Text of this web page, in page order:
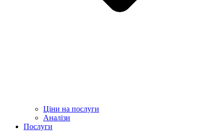
Ціни на послуги
Аналізи
Послуги